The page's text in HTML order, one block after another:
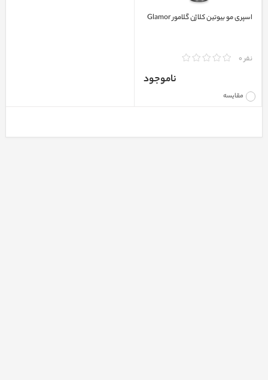
اسپری مو بیوتین کلاژن گلامور Glamor
نفر 0
مقایسه
ناموجود